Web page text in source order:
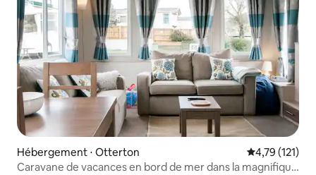
Hébergement ⋅ Otterton Évaluation
4,79 (121)
Caravane de vacances en bord de mer dans la magnifique